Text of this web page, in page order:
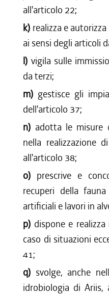
all'articolo 22;
k) realizza e
ai sensi degli articoli
l) vigila sulle
da terzi;
m) gestisce gli
dell'articolo 37;
n) adotta le misure
nella realizzazione
all'articolo 38;
o) prescrive e
recuperi della
artificiali e lavori in
p) dispone e
caso di situazioni
41;
q) svolge, anche
idrobiologia di Ariis,